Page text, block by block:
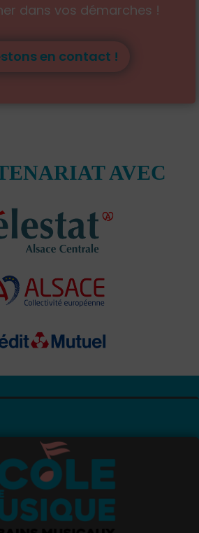
dans vos démarches !
en contact !
AVEC